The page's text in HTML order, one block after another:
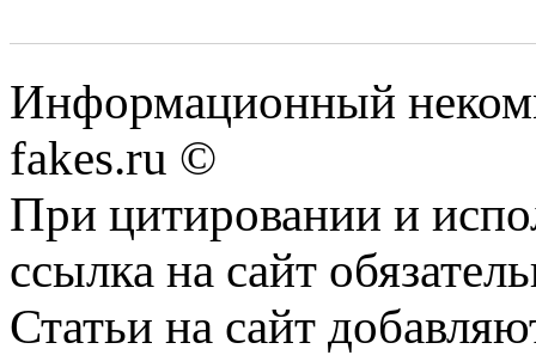
Информационный
fakes.ru ©
При цитировании и
ссылка на сайт
Статьи на сайт